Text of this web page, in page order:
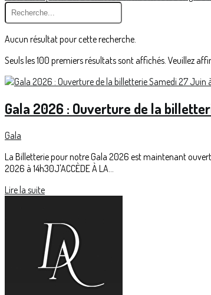
Aucun résultat pour cette recherche.
Seuls les 100 premiers résultats sont affichés. Veuillez
Gala 2026 : Ouverture de la
Gala
La Billetterie pour notre Gala 2026 est maintenant
2026 à 14h30J'ACCÈDE À LA...
Lire la suite